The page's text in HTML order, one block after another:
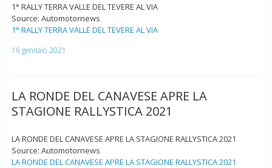
1° RALLY TERRA VALLE DEL TEVERE AL VIA
Source: Automotornews
1° RALLY TERRA VALLE DEL TEVERE AL VIA
16 gennaio 2021
LA RONDE DEL CANAVESE APRE LA
STAGIONE RALLYSTICA 2021
LA RONDE DEL CANAVESE APRE LA STAGIONE RALLYSTICA 2021
Source: Automotornews
LA RONDE DEL CANAVESE APRE LA STAGIONE RALLYSTICA 2021